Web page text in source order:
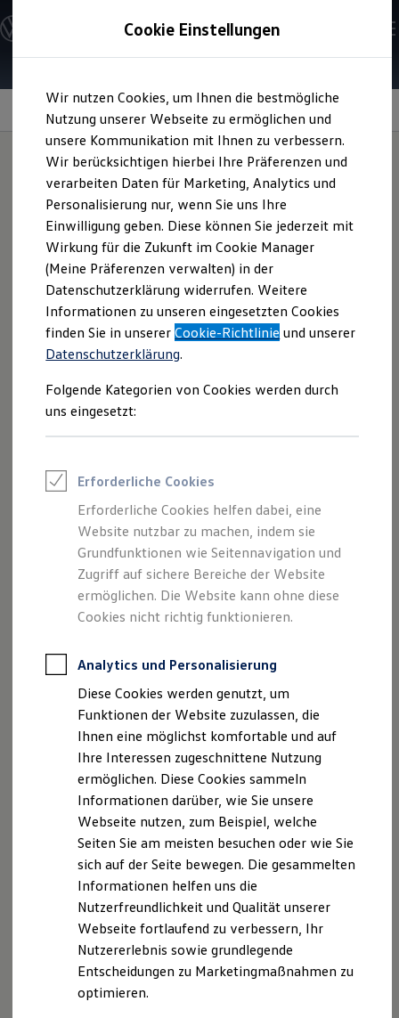
Hauptinhalt
springen
Footer
springen
Modelle & Konfigurator
Nutzfahrzeugkategorien entdecken
Modelle konfigurieren
Vorgängermodelle und Oldtimer
Vorgängermodelle
Oldtimer
Bulli Historie
Branchenlösungen & Gewerbekunden
Umbaulösungen und Hersteller finden
Auf- und Umbauten entdecken & konfigurieren
Groß- und Sonderkunden
Großkunden
Kommunen & Behörden
Journalisten
Sportvereine
Branchenlösungen
Bau & Handwerk
Gewerbliche Personenbeförderung
Service & mobile Werkstätten
Kurier, Logistik & Handel
Kühlfahrzeuge
Feuerwehr
ONE Business ID Vorteile
Fahrzeuge online kaufen
Digitaler Marktplatz
Kauf & Finanzierung
Online-Fahrzeugbewertung
Aktionen & Angebote
E-Auto-Förderung
Für Privatkunden
Für Gewerbekunden
Profi Paket
ProfiPartner für Gebrauchtwagen
Finanzierung
Für Privatkunden
Für Gewerbekunden
Leasing
Für Privatkunden
Für Gewerbekunden
Versicherungen & Garantien
Garantien
Kfz-Versicherung für Nutzfahrzeuge
Restschuldversicherung
Wartungsverträge
Besitzer & Service
Reparatur & Service
Sommer-Special
Reparatur, Pflege & Inspektion
Servicetermin anfragen
Service-Vorteile bei Volkswagen Nutzfahrzeuge
ServicePlus
Economy Service
Räder & Reifen Service
Upgrades
Neue Funktionen
freischalten
Auch nach dem Kauf Ihres Californiakönnen Sie das
Fahrzeug mit weiteren Funktionen upgraden. Ganz so, wie
Sie es von Ihrem Smartphone kennen. Gehen Sie dazu
einfach in den VolkswagenConnect Webshop oder in den
In-Car Shop des Infotainmentsystems. Dort finden Sie
Upgrade
-Funktionen, die Sie in Verbindung mit Ihrem
über die Fernlichtregulierung „Light Assist“ bis hin zur
Navigationsfreischaltung für das Infotainment-System
„Ready 2 Discover“.
Aktuell buchbare Funktionen:
Sprachbedienung (als Function on Demand)
Navigation
Nutzungsbedingungen
Datenschutzerklärungen
Angaben zum Digital Service Act (DSA)
EU Data Act
Newsletter
Disclaimer von Volkswagen AG
Umfang des Angebots ist abhängig von der Ausstattung des
Cookie Einstellungen
Wir nutzen Cookies, um Ihnen die bestmögliche
Nutzung unserer Webseite zu ermöglichen und
unsere Kommunikation mit Ihnen zu verbessern.
Wir berücksichtigen hierbei Ihre Präferenzen und
verarbeiten Daten für Marketing, Analytics und
Personalisierung nur, wenn Sie uns Ihre
Einwilligung geben. Diese können Sie jederzeit mit
Wirkung für die Zukunft im Cookie Manager
(Meine Präferenzen verwalten) in der
Datenschutzerklärung widerrufen. Weitere
Informationen zu unseren eingesetzten Cookies
finden Sie in unsererCookie-Richtlinie und unserer
Datenschutzerklärung.
Folgende Kategorien von Cookies werden durch
uns eingesetzt:
Erforderliche Cookies
Erforderliche Cookies helfen dabei, eine
Website nutzbar zu machen, indem sie
Grundfunktionen wie Seitennavigation und
Zugriff auf sichere Bereiche der Website
ermöglichen. Die Website kann ohne diese
Cookies nicht richtig funktionieren.
Analytics und Personalisierung
Diese Cookies werden genutzt, um
Funktionen der Website zuzulassen, die
Ihnen eine möglichst komfortable und auf
Ihre Interessen zugeschnittene Nutzung
ermöglichen. Diese Cookies sammeln
Informationen darüber, wie Sie unsere
Webseite nutzen, zum Beispiel, welche
Seiten Sie am meisten besuchen oder wie Sie
sich auf der Seite bewegen. Die gesammelten
Informationen helfen uns die
Nutzerfreundlichkeit und Qualität unserer
Webseite fortlaufend zu verbessern, Ihr
Nutzererlebnis sowie grundlegende
Entscheidungen zu Marketingmaßnahmen zu
optimieren.